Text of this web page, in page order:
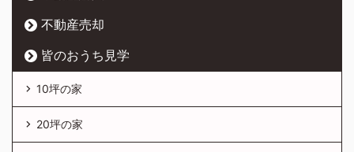
不動産売却
皆のおうち見学
10坪の家
20坪の家